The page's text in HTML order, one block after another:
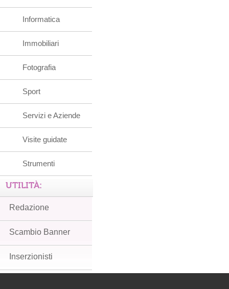
Informatica
Immobiliari
Fotografia
Sport
Servizi e Aziende
Visite guidate
Strumenti
UTILITÀ:
Redazione
Scambio Banner
Inserzionisti